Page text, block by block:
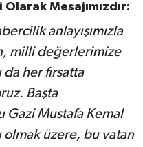
Olarak Mesajımızdır:
anlayışımızla
milli değerlerimize
da her fırsatta
Başta
Gazi Mustafa Kemal
olmak üzere, bu vatan